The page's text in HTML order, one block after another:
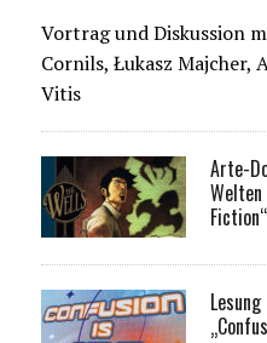
Vortrag und Diskussion
Cornils, Łukasz Majcher,
Vitis
Arte-
Fiction“